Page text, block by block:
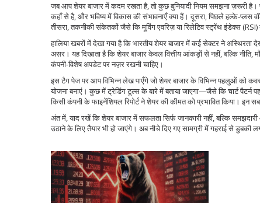
जब आप शेयर बाजार में कदम रखता है, तो कुछ बुनियादी नियम समझना ज़रूरी
कहाँ से है, और भविष्य में विकास की संभावनाएँ क्या हैं। दूसरा, पिछले हल्के‑प्लस
तीसरा, तकनीकी संकेतकों जैसे कि मूविंग एवरिज़ या रिलेटिव स्ट्रेंथ इंडेक्स
हालिया खबरों में देखा गया है कि भारतीय शेयर बाजार में कई सेक्टर ने
असर। यह दिखाता है कि शेयर बाजार केवल वित्तीय आंकड़ों से नहीं, बल्कि
कंपनी‑विशेष अपडेट पर नज़र रखनी चाहिए।
इस टैग पेज पर आप विभिन्न लेख पाएँगे जो शेयर बाजार के विभिन्न पहलुओं
योजना बनाएं। कुछ में ट्रेडिंग टूल्स के बारे में बताया जाएगा—जैसे कि चार्ट
किसी कंपनी के फाइनेंशियल रिपोर्ट ने शेयर की कीमत को प्रभावित किया। इन
अंत में, याद रखें कि शेयर बाजार में सफलता सिर्फ जानकारी नहीं, बल्कि
उठाने के लिए तैयार भी हो जाएंगे। अब नीचे दिए गए सामग्री में गहराई से